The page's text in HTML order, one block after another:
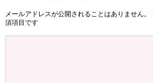
メールアドレスが公開されることはありません。
須項目です